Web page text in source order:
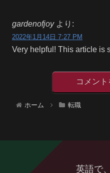
gardenofjoy より:
2022年1月14日 7:27 PM
Very helpful! This article is
コメン
ホーム 転職
英語で